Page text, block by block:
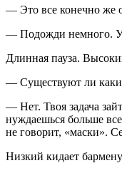
— Это все конечно же
— Подожди немного. У
Длинная пауза.
— Существуют ли
— Нет. Твоя задача
нуждаешься больше
не говорит, «маски».
Низкий кидает